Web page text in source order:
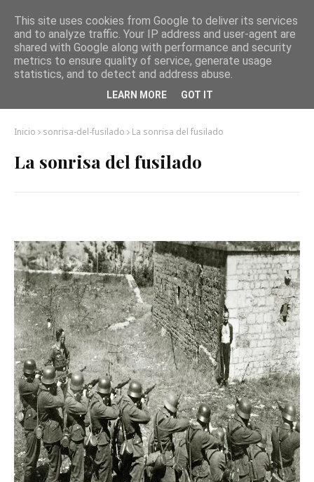
Inicio sonrisa-del-fusilado La sonrisa del fusilado
La sonrisa del fusilado
This site uses cookies from Google to deliver its services
and to analyze traffic. Your IP address and user-agent are
shared with Google along with performance and security
metrics to ensure quality of service, generate usage
statistics, and to detect and address abuse.
LEARN MORE GOT IT